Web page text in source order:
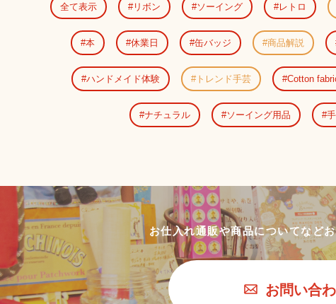
全て表示 リボン ソーイング レトロ
本 休業日 缶バッジ 商品解説
ハンドメイド体験 トレンド手芸 Cotton
ナチュラル ソーイング用品
お仕入れ通販や商品についてなど
お問い合